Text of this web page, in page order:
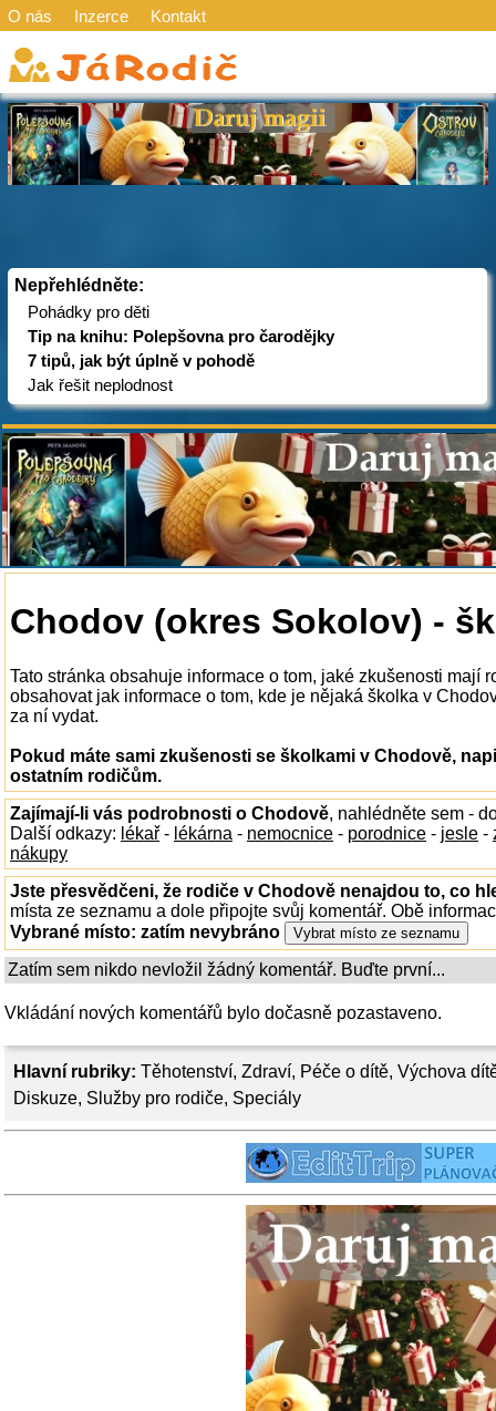
O nás Inzerce Kontakt
Nepřehlédněte:
Pohádky pro děti
Tip na knihu: Polepšovna pro čarodějky
7 tipů, jak být úplně v pohodě
Jak řešit neplodnost
Hlavní rubriky: Těhotenství, Zdraví, Péče o dítě, Výchova
Diskuze, Služby pro rodiče, Speciály
Chodov (okres Sokolov) -
Tato stránka obsahuje informace o tom, jaké zkušenosti mají
obsahovat jak informace o tom, kde je nějaká školka v
za ní vydat.
Pokud máte sami zkušenosti se školkami v Chodově,
ostatním rodičům.
Zajímají-li vás podrobnosti o Chodově, nahlédněte sem -
Další odkazy: lékař - lékárna - nemocnice - porodnice - jesle -
nákupy
Jste přesvědčeni, že rodiče v Chodově nenajdou to, co
místa ze seznamu a dole připojte svůj komentář. Obě
Vybrané místo: zatím nevybráno
Zatím sem nikdo nevložil žádný komentář. Buďte první...
Vkládání nových komentářů bylo dočasně pozastaveno.